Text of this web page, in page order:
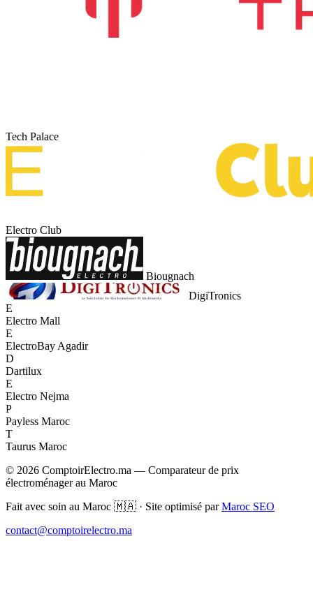
Tech Palace
Electro Club
Biougnach
DigiTronics
E
Electro Mall
E
ElectroBay Agadir
D
Dartilux
E
Electro Nejma
P
Payless Maroc
T
Taurus Maroc
© 2026 ComptoirElectro.ma — Comparateur de prix
électroménager au Maroc
Fait avec soin au Maroc 🇲🇦 · Site optimisé parMaroc SEO
contact@comptoirelectro.ma